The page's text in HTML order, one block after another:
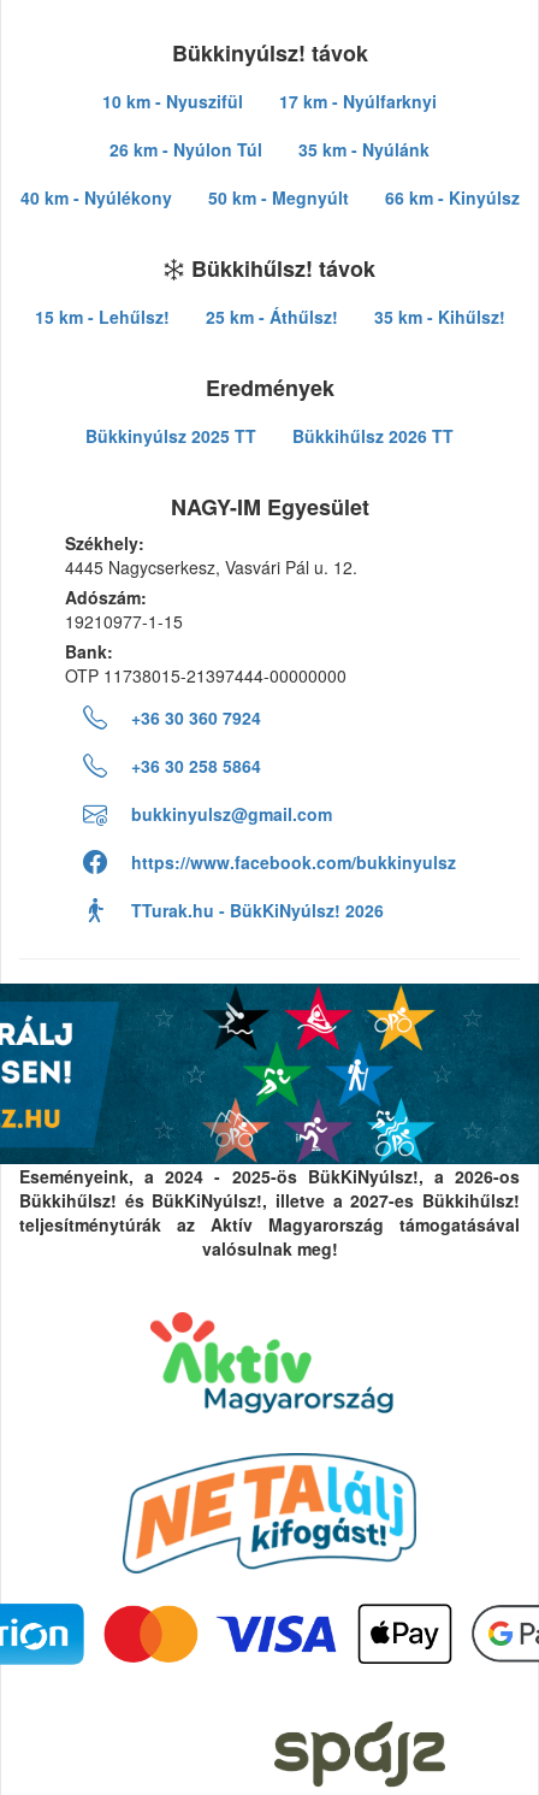
Bükkinyúlsz! távok
10 km - Nyuszifül
17 km - Nyúlfarknyi
26 km - Nyúlon Túl
35 km - Nyúlánk
40 km - Nyúlékony
50 km - Megnyúlt 66 km - Kinyúlsz
Bükkihűlsz! távok
15 km - Lehűlsz! 25 km - Áthűlsz! 35 km - Kihűlsz!
Eredmények
Bükkinyúlsz 2025 TT Bükkihűlsz 2026 TT
NAGY-IM Egyesület
Székhely:
4445 Nagycserkesz, Vasvári Pál u. 12.
Adószám:
19210977-1-15
Bank:
OTP 11738015-21397444-00000000
+36 30 360 7924
+36 30 258 5864
bukkinyulsz@gmail.com
https://www.facebook.com/bukkinyulsz
TTurak.hu - BükKiNyúlsz! 2026
Eseményeink, a 2024 - 2025-ös BükKiNyúlsz!, a 2026-os
Bükkihűlsz! és BükKiNyúlsz!, illetve a 2027-es Bükkihűlsz!
teljesítménytúrák az Aktív Magyarország támogatásával
valósulnak meg!